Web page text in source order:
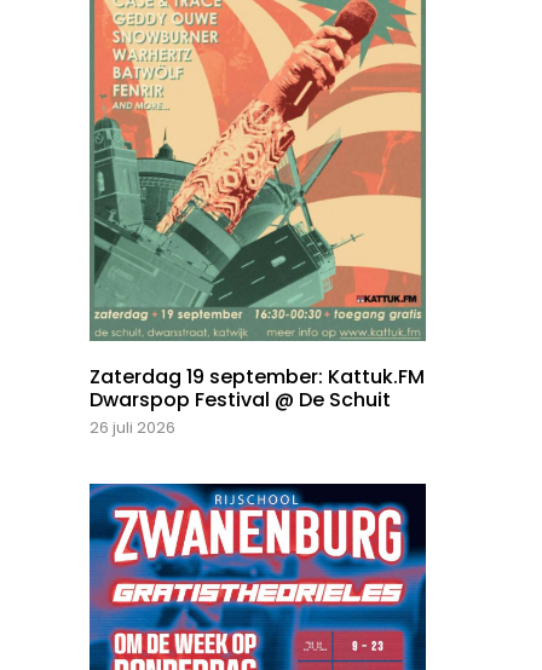
Zaterdag 19 september: Kattuk.FM
Dwarspop Festival @ De Schuit
26 juli 2026